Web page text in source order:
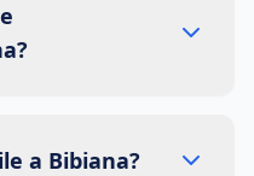
a Bibiana?